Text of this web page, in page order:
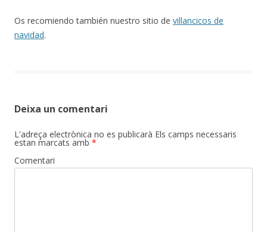
Os recomiendo también nuestro sitio de villancicos de
navidad.
Deixa un comentari
L'adreça electrònica no es publicarà Els camps necessaris
estan marcats amb *
Comentari